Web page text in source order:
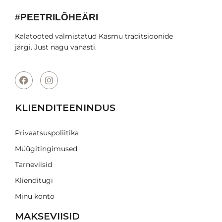
#PEETRILÕHEÄRI
Kalatooted valmistatud Käsmu traditsioonide
järgi. Just nagu vanasti.
KLIENDITEENINDUS
Privaatsuspoliitika
Müügitingimused
Tarneviisid
Klienditugi
Minu konto
MAKSEVIISID